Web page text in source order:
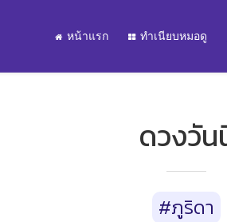
หน้าแรก ทำเนียบหมอดู
ดวงวั
#ภูริดา